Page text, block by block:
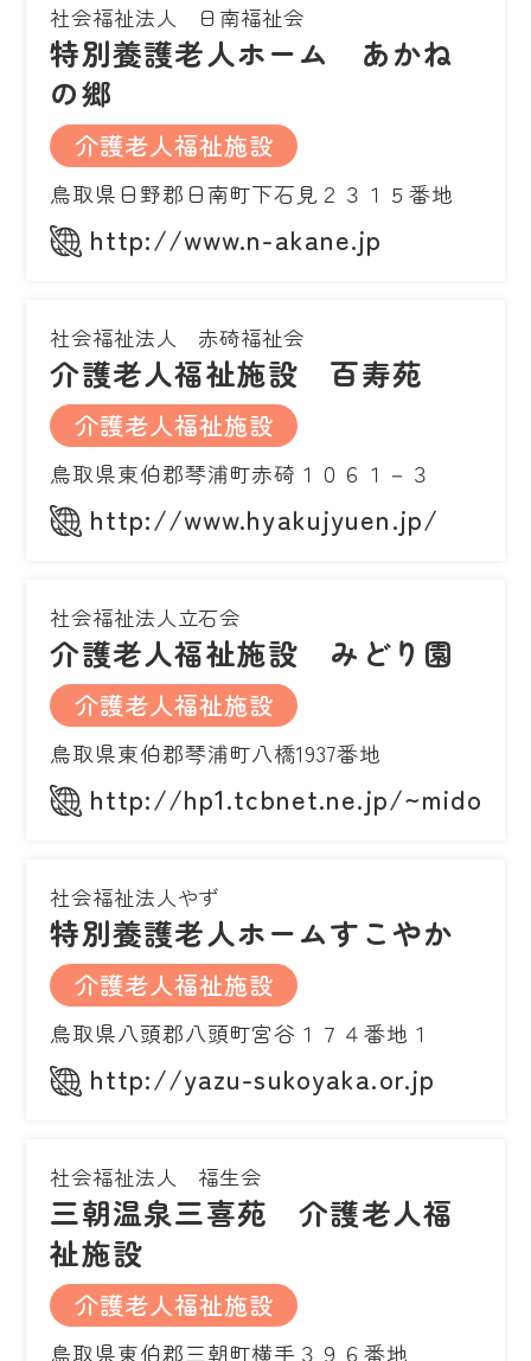
社会福祉法人 日南福祉会
特別養護老人ホーム あかね
の郷
介護老人福祉施設
鳥取県日野郡日南町下石見２３１５番地
http://www.n-akane.jp
社会福祉法人 赤碕福祉会
介護老人福祉施設 百寿苑
介護老人福祉施設
鳥取県東伯郡琴浦町赤碕１０６１－３
http://www.hyakujyuen.jp/
社会福祉法人立石会
介護老人福祉施設 みどり園
介護老人福祉施設
鳥取県東伯郡琴浦町八橋1937番地
http://hp1.tcbnet.ne.jp/~midori/
社会福祉法人やず
特別養護老人ホームすこやか
介護老人福祉施設
鳥取県八頭郡八頭町宮谷１７４番地１
http://yazu-sukoyaka.or.jp
社会福祉法人 福生会
三朝温泉三喜苑 介護老人福
祉施設
介護老人福祉施設
鳥取県東伯郡三朝町横手３９６番地